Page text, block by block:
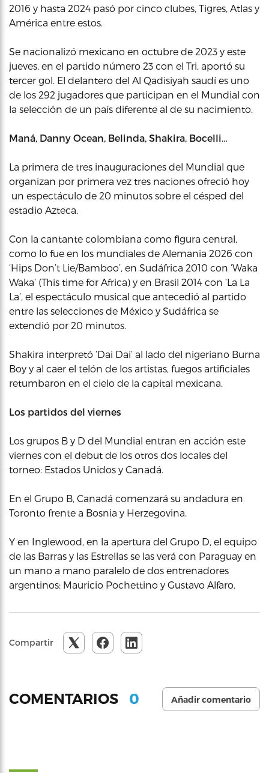
2016 y hasta 2024 pasó por cinco clubes, Tigres, Atlas y
América entre estos.
Se nacionalizó mexicano en octubre de 2023 y este
jueves, en el partido número 23 con el Tri, aportó su
tercer gol. El delantero del Al Qadisiyah saudí es uno
de los 292 jugadores que participan en el Mundial con
la selección de un país diferente al de su nacimiento.
Maná, Danny Ocean, Belinda, Shakira, Bocelli…
La primera de tres inauguraciones del Mundial que
organizan por primera vez tres naciones ofreció hoy
un espectáculo de 20 minutos sobre el césped del
estadio Azteca.
Con la cantante colombiana como figura central,
como lo fue en los mundiales de Alemania 2026 con
‘Hips Don’t Lie/Bamboo’, en Sudáfrica 2010 con ‘Waka
Waka’ (This time for Africa) y en Brasil 2014 con ‘La La
La’, el espectáculo musical que antecedió al partido
entre las selecciones de México y Sudáfrica se
extendió por 20 minutos.
Shakira interpretó ‘Dai Dai’ al lado del nigeriano Burna
Boy y al caer el telón de los artistas, fuegos artificiales
retumbaron en el cielo de la capital mexicana.
Los partidos del viernes
Los grupos B y D del Mundial entran en acción este
viernes con el debut de los otros dos locales del
torneo: Estados Unidos y Canadá.
En el Grupo B, Canadá comenzará su andadura en
Toronto frente a Bosnia y Herzegovina.
Y en Inglewood, en la apertura del Grupo D, el equipo
de las Barras y las Estrellas se las verá con Paraguay en
un mano a mano paralelo de dos entrenadores
argentinos: Mauricio Pochettino y Gustavo Alfaro.
Compartir
COMENTARIOS 0 Añadir comentario